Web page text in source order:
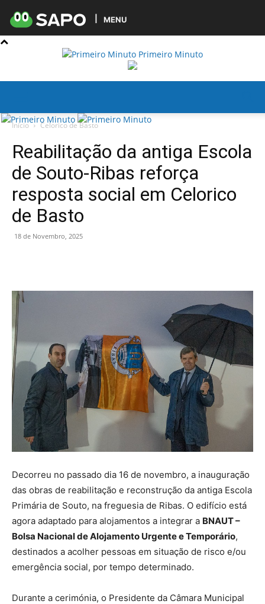
MENU
Primeiro Minuto
Início Celorico de Basto
Reabilitação da antiga Escola
de Souto-Ribas reforça
resposta social em Celorico
de Basto
18 de Novembro, 2025
Decorreu no passado dia 16 de novembro, a inauguração
das obras de reabilitação e reconstrução da antiga Escola
Primária de Souto, na freguesia de Ribas. O edifício está
agora adaptado para alojamentos a integrar a BNAUT –
Bolsa Nacional de Alojamento Urgente e Temporário,
destinados a acolher pessoas em situação de risco e/ou
emergência social, por tempo determinado.
Durante a cerimónia, o Presidente da Câmara Municipal